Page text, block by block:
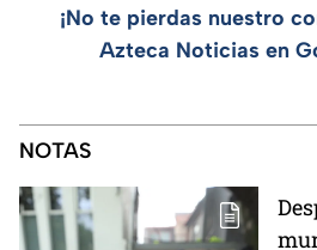
¡No te pierdas nuestro
Azteca Noticias en
NOTAS